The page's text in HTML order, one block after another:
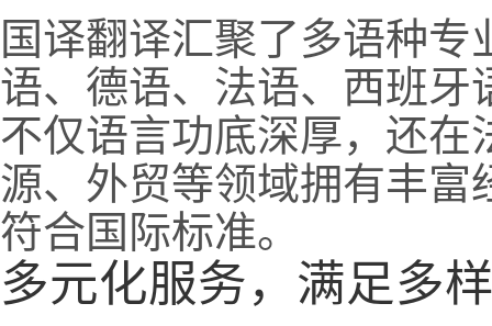
国译翻译汇聚了多语种
语、德语、法语、西班牙
不仅语言功底深厚，还
源、外贸等领域拥有丰富
符合国际标准。
多元化服务，满足多